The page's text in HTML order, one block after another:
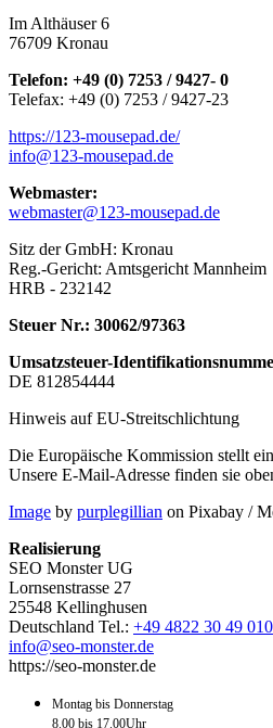
Im Althäuser 6
76709 Kronau
Telefon: +49 (0) 7253 / 9427- 0
Telefax: +49 (0) 7253 / 9427-23
https://123-mousepad.de/
info@123-mousepad.de
Webmaster:
webmaster@123-mousepad.de
Sitz der GmbH: Kronau
Reg.-Gericht: Amtsgericht Mannheim
HRB - 232142
Steuer Nr.: 30062/97363
Umsatzsteuer-
DE 812854444
Hinweis auf EU-Streitschlichtung
Die Europäische Kommission stellt
Unsere E-Mail-Adresse finden sie
Image by purplegillian on Pixabay /
Realisierung
SEO Monster UG
Lornsenstrasse 27
25548 Kellinghusen
Deutschland Tel.: +49 4822 30 49 010
info@seo-monster.de
https://seo-monster.de
Montag bis Donnerstag
8.00 bis 17.00Uhr